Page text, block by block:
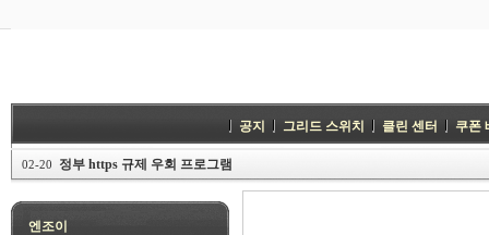
공지 그리드 스위치 클린 센터 쿠폰
02-20 정부 https 규제 우회 프로그램
엔조이